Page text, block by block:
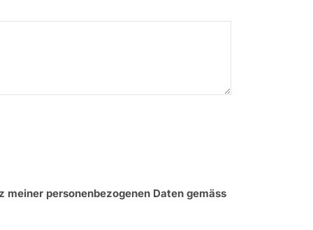
personenbezogenen Daten gemäss